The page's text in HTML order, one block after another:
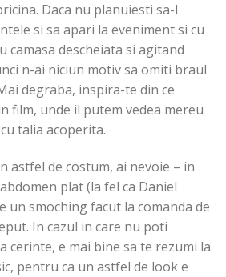
Daca nu planuiesti sa-l
si sa apari la eveniment si cu
camasa descheiata si agitand
n-ai niciun motiv sa omiti braul
degraba, inspira-te din ce
film, unde il putem vedea mereu
talia acoperita.
astfel de costum, ai nevoie – in
plat (la fel ca Daniel
un smoching facut la comanda de
In cazul in care nu poti
cerinte, e mai bine sa te rezumi la
pentru ca un astfel de look e